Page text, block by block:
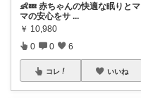
👶💤 赤ちゃんの快適な眠りとマ
マの安心をサ ...
￥ 10,980
0 0 6
コレ いいね